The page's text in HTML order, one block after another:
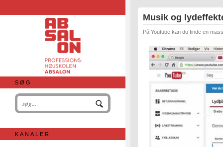
SØG
KANALER
Musik og
På Youtube kan du finde en